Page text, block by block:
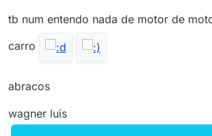
tb num entendo nada de motor de
carro
abracos
wagner luis